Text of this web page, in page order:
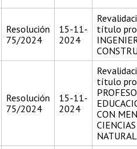
Resolución
75/2024
15-11-
2024
título
Resolución
75/2024
15-11-
2024
título
CON
CIENCIAS